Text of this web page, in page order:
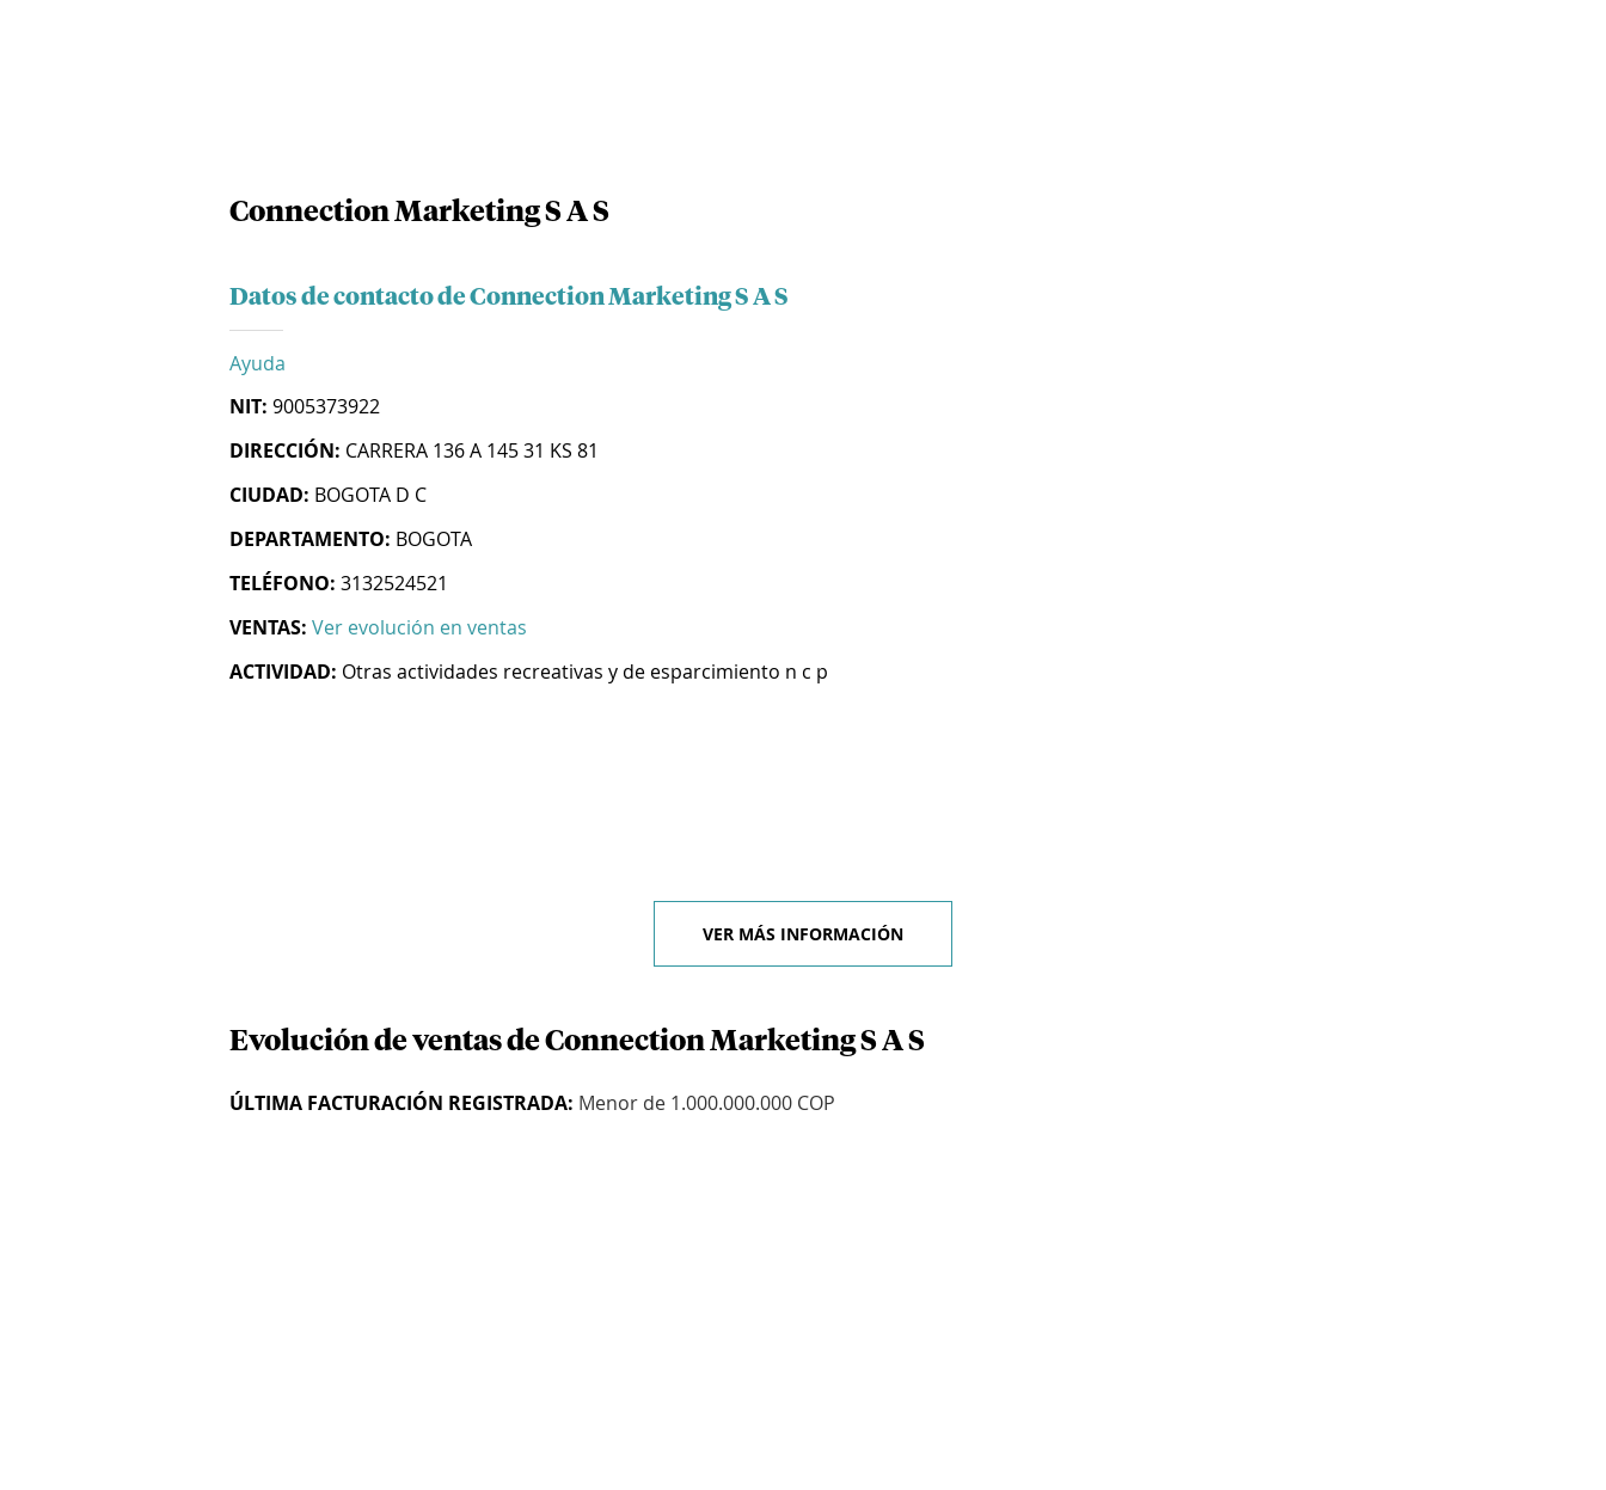
Connection Marketing S A S
Datos de contacto de Connection Marketing S A S
Ayuda
NIT: 9005373922
DIRECCIÓN: CARRERA 136 A 145 31 KS 81
CIUDAD: BOGOTA D C
DEPARTAMENTO: BOGOTA
TELÉFONO: 3132524521
VENTAS: Ver evolución en ventas
ACTIVIDAD: Otras actividades recreativas y de esparcimiento n c p
VER MÁS INFORMACIÓN
Evolución de ventas de Connection Marketing S A S
ÚLTIMA FACTURACIÓN REGISTRADA: Menor de 1.000.000.000 COP